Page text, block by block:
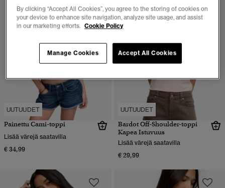
UUTUUDET
Painettu Cami-toppi
Lisää värejä saatavilla
€ 34,99
UUTUUDET
Bardot Off-Shoulder-toppi
Kapea Istuvuus
Lisää värejä saatavilla
€ 29,99
By clicking “Accept All Cookies”, you agree to the storing of cookies on
your device to enhance site navigation, analyze site usage, and assist
in our marketing efforts. Cookie Policy
Accept All Cookies
Manage Cookies